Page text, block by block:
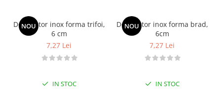
NOU
Decupator inox forma trifoi,
6 cm
7,27 Lei
IN STOC
NOU
Decupator inox forma brad,
6cm
7,27 Lei
IN STOC